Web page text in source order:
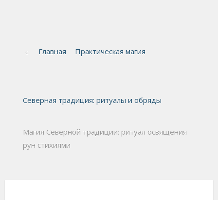
Главная Практическая магия
Северная традиция: ритуалы и обряды
Магия Северной традиции: ритуал освящения
рун стихиями